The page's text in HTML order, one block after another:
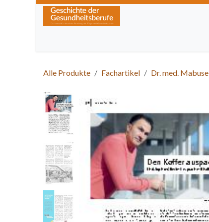
Zum Inhalt springen
Alle Produkte Fachartikel Dr. med. Mabuse